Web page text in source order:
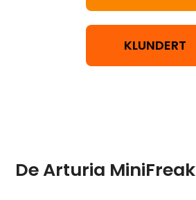
KLUNDERT
De Arturia MiniFreak